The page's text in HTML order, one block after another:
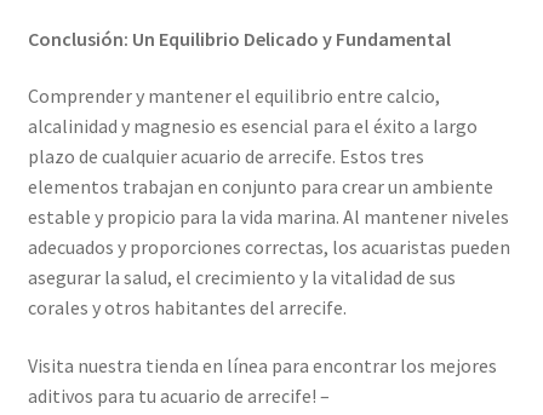
Conclusión: Un Equilibrio Delicado y Fundamental
Comprender y mantener el equilibrio entre calcio,
alcalinidad y magnesio es esencial para el éxito a largo
plazo de cualquier acuario de arrecife. Estos tres
elementos trabajan en conjunto para crear un ambiente
estable y propicio para la vida marina. Al mantener niveles
adecuados y proporciones correctas, los acuaristas pueden
asegurar la salud, el crecimiento y la vitalidad de sus
corales y otros habitantes del arrecife.
Visita nuestra tienda en línea para encontrar los mejores
aditivos para tu acuario de arrecife! –